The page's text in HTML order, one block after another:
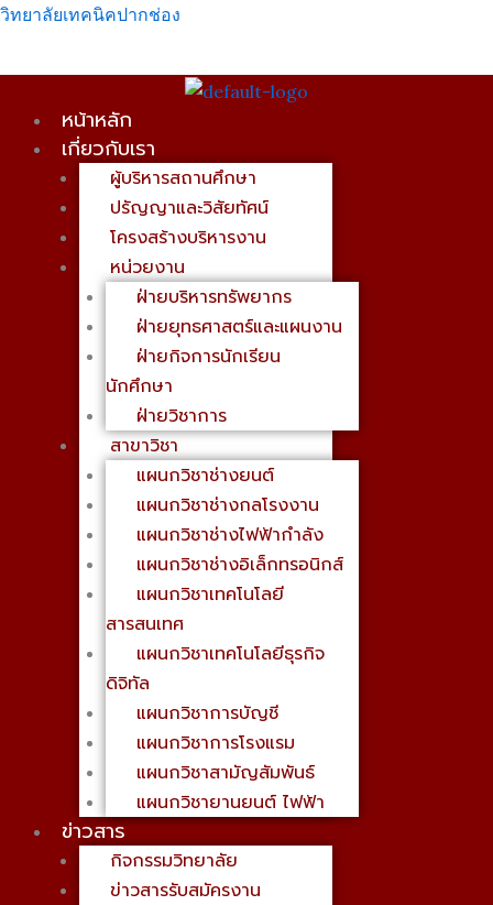
Skip
content
วิทยาลัยเทคนิคปากช่อง
เมนู
หน้าหลัก
เกี่ยวกับเรา
ผู้บริหารสถานศึกษา
ปรัญญาและวิสัยทัศน์
โครงสร้างบริหารงาน
หน่วยงาน
ฝ่ายบริหารทรัพยากร
ฝ่ายยุทธศาสตร์และแผนงาน
ฝ่ายกิจการนักเรียน
นักศึกษา
ฝ่ายวิชาการ
สาขาวิชา
แผนกวิชาช่างยนต์
แผนกวิชาช่างกลโรงงาน
แผนกวิชาช่างไฟฟ้ากำลัง
แผนกวิชาช่างอิเล็กทรอนิกส์
แผนกวิชาเทคโนโลยี
สารสนเทศ
แผนกวิชาเทคโนโลยีธุรกิจ
ดิจิทัล
แผนกวิชาการบัญชี
แผนกวิชาการโรงแรม
แผนกวิชาสามัญสัมพันธ์
แผนกวิชายานยนต์ ไฟฟ้า
ข่าวสาร
กิจกรรมวิทยาลัย
ข่าวสารรับสมัครงาน